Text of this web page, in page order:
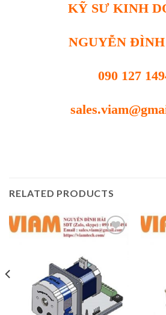
KỸ SƯ KINH
NGUYỄN
090 127
RELATED PRODUCTS
wishlist